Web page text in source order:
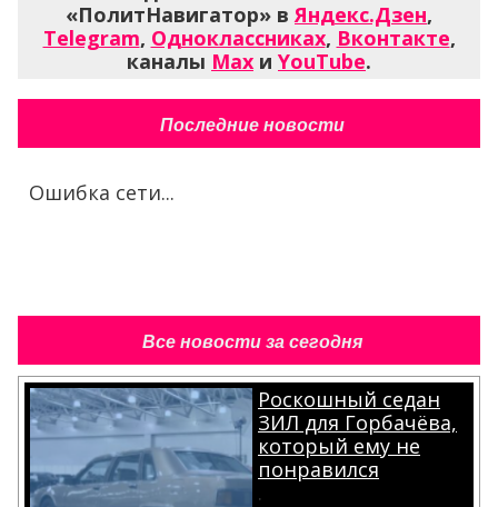
«ПолитНавигатор» вЯндекс.Дзен,
Telegram, Одноклассниках, Вконтакте,
каналы Max и YouTube.
Последние новости
Ошибка сети...
Все новости за сегодня
Роскошный седан
ЗИЛ для Горбачёва,
который ему не
понравился
.